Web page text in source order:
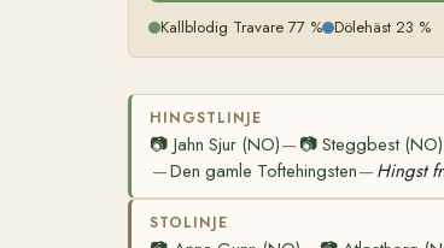
Kallblodig Travare 77 % Dölehäst 23 %
HINGSTLINJE
📷 Jahn Sjur (NO)— 📷Steggbest (NO)
—Den gamle Toftehingsten— Hingst
STOLINJE